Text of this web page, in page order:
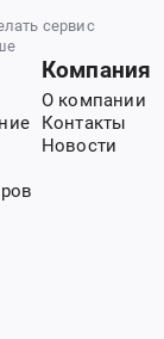
сервис
Компания
О компании
Контакты
Новости